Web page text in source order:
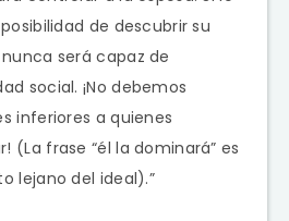
de descubrir su
nunca será capaz de
social. ¡No debemos
inferiores a quienes
frase “él la dominará” es
lejano del ideal).”